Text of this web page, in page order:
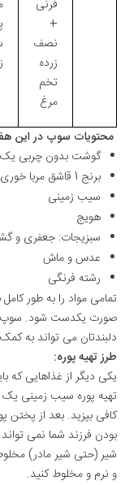
فرنی
+
نصف
زرده
تخم
مرغ
محتویات سوپ در این
گوشت بدون چربی
برنج 1 قاشق مربا خوری
سیب زمینی
هویج
سبزیجات: جعفری و
عدس و ماش
رشته فرنگی
تمامی مواد را به طور
دلبندتان می تواند به
طرز تهیه پوره:
یکی دیگر از غذاهایی که
تهیه پوره سیب زمینی
کافی بپزید. بعد از
بودن فرزند شما نمی
شیر (حتی شیر مادر)
و نرم و مخلوط کنید.